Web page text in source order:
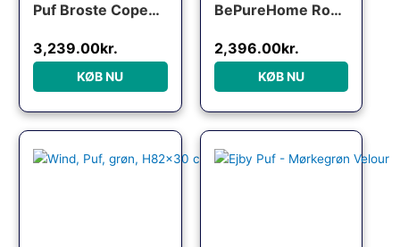
Puf Broste Copenhagen Wind i mørk grå velour Ø82xH30 cm
3,239.00kr.
KØB NU
BePureHome Rodeo puf – velvet khaki
2,396.00kr.
KØB NU
Den oprindelige pris var:
Den aktuelle